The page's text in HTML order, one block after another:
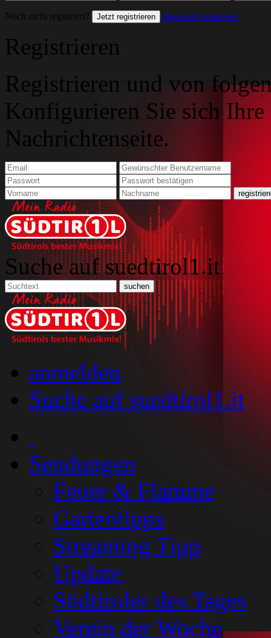
Noch nicht registriert? Jetzt registrieren Passwort vergessen
Registrieren
Registrieren und von
Konfigurieren Sie sich
Nachrichtenseite.
Suche auf suedtirol1.it
anmelden
Suche auf suedtirol1.it
Sendungen
Feuer & Flamme
Gartentipps
Streaming Tipp
Update
Südtiroler des Tages
Verein der Woche